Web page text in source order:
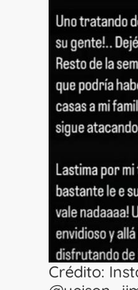
Crédito: